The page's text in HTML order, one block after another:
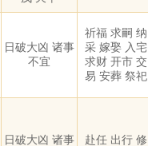
日破大凶 诸事
不宜
祈福 求嗣 纳
采 嫁娶 入宅
求财 开市 交
易 安葬 祭祀
日破大凶 诸事
赴任 出行 修